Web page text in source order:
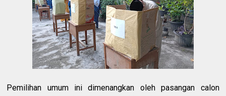
Pemilihan umum ini dimenangkan oleh pasangan calon